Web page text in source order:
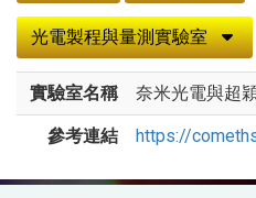
光電製程與量測實驗室
實驗室名稱 奈米光電與超
參考連結 https://